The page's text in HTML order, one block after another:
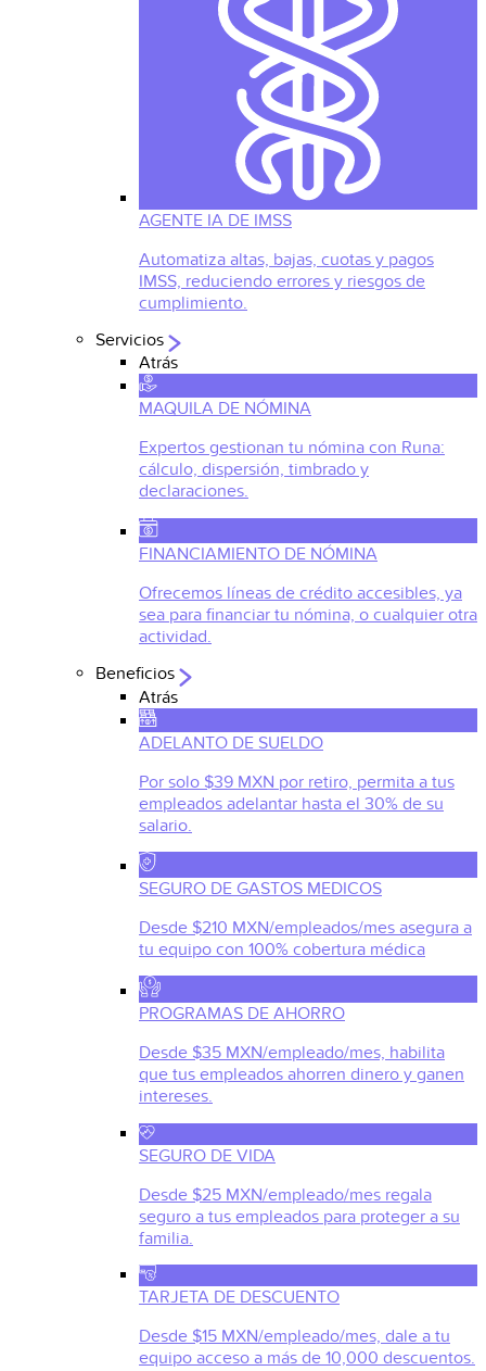
AGENTE IA DE IMSS
Automatiza altas, bajas, cuotas y pagos
IMSS, reduciendo errores y riesgos de
cumplimiento.
Servicios
Atrás
MAQUILA DE NÓMINA
Expertos gestionan tu nómina con Runa:
cálculo, dispersión, timbrado y
declaraciones.
FINANCIAMIENTO DE NÓMINA
Ofrecemos líneas de crédito accesibles, ya
sea para financiar tu nómina, o cualquier otra
actividad.
Beneficios
Atrás
ADELANTO DE SUELDO
Por solo $39 MXN por retiro, permita a tus
empleados adelantar hasta el 30% de su
salario.
SEGURO DE GASTOS MEDICOS
Desde $210 MXN/empleados/mes asegura a
tu equipo con 100% cobertura médica
PROGRAMAS DE AHORRO
Desde $35 MXN/empleado/mes, habilita
que tus empleados ahorren dinero y ganen
intereses.
SEGURO DE VIDA
Desde $25 MXN/empleado/mes regala
seguro a tus empleados para proteger a su
familia.
TARJETA DE DESCUENTO
Desde $15 MXN/empleado/mes, dale a tu
equipo acceso a más de 10,000 descuentos.